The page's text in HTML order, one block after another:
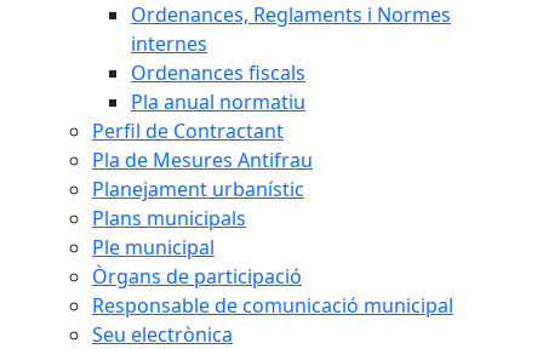
Ordenances, Reglaments i Normes
internes
Ordenances fiscals
Pla anual normatiu
Perfil de Contractant
Pla de Mesures Antifrau
Planejament urbanístic
Plans municipals
Ple municipal
Òrgans de participació
Responsable de comunicació municipal
Seu electrònica